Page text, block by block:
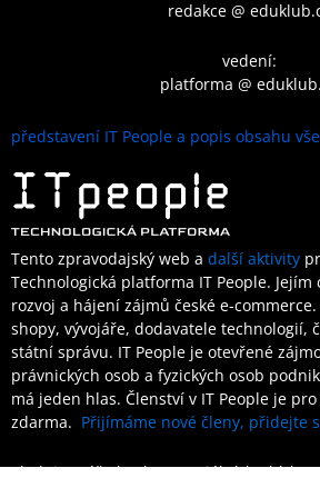
redakce @
vedení:
platforma @
představení IT People a popis obsahu
Tento zpravodajský web a další aktivity
Technologická platforma IT People. Jejím
rozvoj a hájení zájmů české e-
shopy, vývojáře, dodavatele technologií,
státní správu. IT People je otevřené
právnických osob a fyzických osob
má jeden hlas. Členství v IT People je pro
zdarma. Přijímáme nové členy, přidejte
Sledujte náš obsah na sociálních sítích: